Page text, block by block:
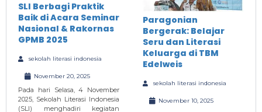
SLI Berbagi Praktik
Baik di Acara Seminar
Nasional & Rakornas
GPMB 2025
sekolah literasi indonesia
November 20, 2025
Pada hari Selasa, 4 November
2025, Sekolah Literasi Indonesia
(SLI) menghadiri kegiatan
Paragonian
Bergerak: Belajar
Seru dan Literasi
Keluarga di TBM
Edelweis
sekolah literasi indonesia
November 10, 2025